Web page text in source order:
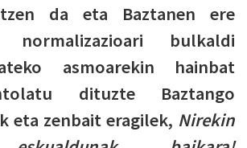
da eta Baztanen ere
normalizazioari bulkaldi
asmoarekin hainbat
dituzte Baztango
eta zenbait eragilek, Nirekin